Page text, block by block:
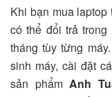
Khi bạn mua laptop
có thể đổi trả
tháng tùy từng
sinh máy, cài đặt
sản phẩmAnh